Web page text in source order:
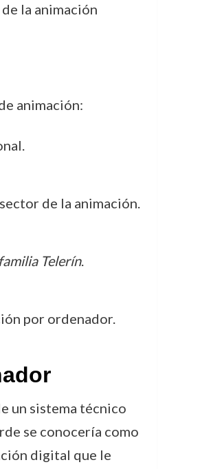
la animación
animación:
de la animación.
Telerín.
por ordenador.
un sistema técnico
se conocería como
digital que le